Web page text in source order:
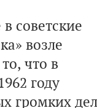
советские
возле
что в
году
громких